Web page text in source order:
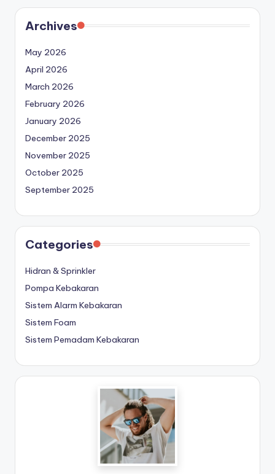
Archives
May 2026
April 2026
March 2026
February 2026
January 2026
December 2025
November 2025
October 2025
September 2025
Categories
Hidran & Sprinkler
Pompa Kebakaran
Sistem Alarm Kebakaran
Sistem Foam
Sistem Pemadam Kebakaran